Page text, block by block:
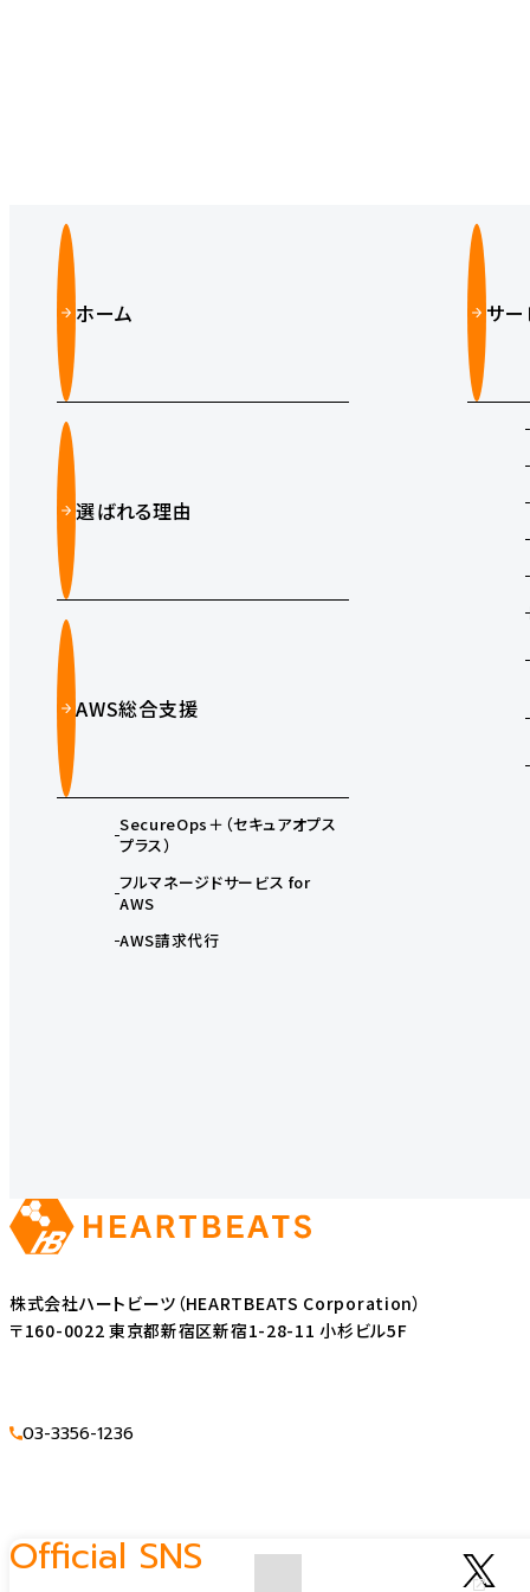
ホーム
選ばれる理由
AWS総合支援
SecureOps＋（セキュアオプス
プラス）
フルマネージドサービス for
AWS
AWS請求代行
サー
株式会社ハートビーツ（HEARTBEATS Corporation）
〒160-0022 東京都新宿区新宿1-28-11 小杉ビル5F
03-3356-1236
Official SNS